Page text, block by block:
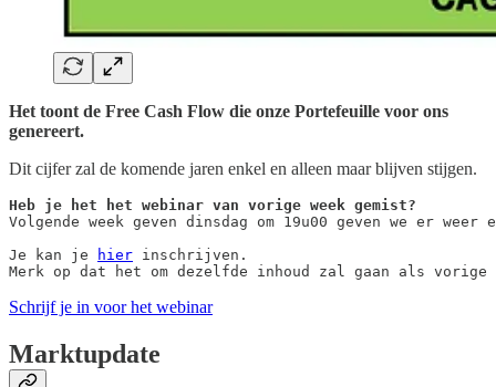
Het toont de Free Cash Flow die onze Portefeuille voor ons
genereert.
Dit cijfer zal de komende jaren enkel en alleen maar blijven stijgen.
Heb je het het webinar van vorige week gemist?
Volgende week geven dinsdag om 19u00 geven we er weer
Je kan je
hier inschrijven.
Merk op dat het om dezelfde inhoud zal gaan als
Schrijf je in voor het webinar
Marktupdate